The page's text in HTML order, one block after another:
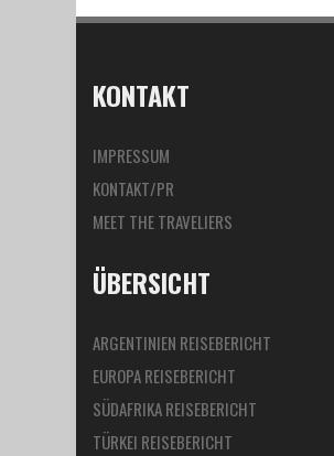
KONTAKT
IMPRESSUM
KONTAKT/PR
MEET THE TRAVELIERS
ÜBERSICHT
ARGENTINIEN REISEBERICHT
EUROPA REISEBERICHT
SÜDAFRIKA REISEBERICHT
TÜRKEI REISEBERICHT